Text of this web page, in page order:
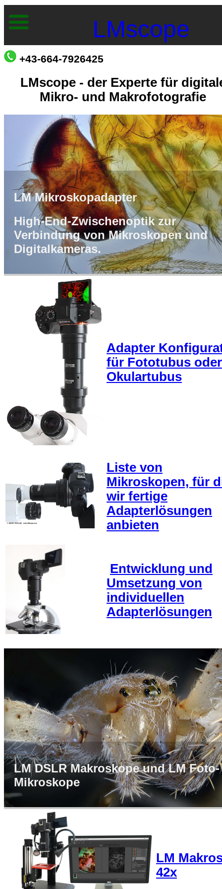
LMscope
+43-664-7926425
LMscope - der Experte für
Mikro- und Makrofotografie
LM Mikroskopadapter
High-End-Zwischenoptik zur
Verbindung von Mikroskopen und
Digitalkameras.
Adapter
für Fototubus oder
Okulartubus
Liste von
Mikroskopen, für
wir fertige
Adapterlösungen
anbieten
Entwicklung und
Umsetzung von
individuellen
Adapterlösungen
LM DSLR Makroskope und LM Foto-
Mikroskope
LM
42x